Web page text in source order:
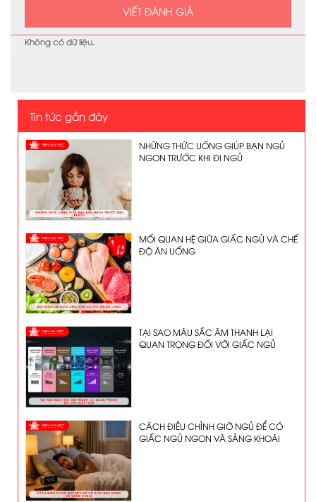
VIẾT ĐÁNH GIÁ
Không có dữ liệu.
Tin tức gần đây
NHỮNG THỨC UỐNG GIÚP BẠN NGỦ
NGON TRƯỚC KHI ĐI NGỦ
MỐI QUAN HỆ GIỮA GIẤC NGỦ VÀ CHẾ
ĐỘ ĂN UỐNG
TẠI SAO MÀU SẮC ÂM THANH LẠI
QUAN TRỌNG ĐỐI VỚI GIẤC NGỦ
CÁCH ĐIỀU CHỈNH GIỜ NGỦ ĐỂ CÓ
GIẤC NGỦ NGON VÀ SẢNG KHOÁI